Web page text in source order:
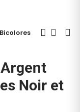
Noir et